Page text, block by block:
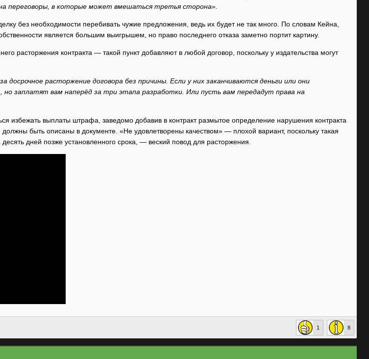
переговоры, в которые может вмешаться третья сторона».
без необходимости перебивать чужие предложения, ведь их будет не так много. По словам Кейна,
является большим выигрышем, но право последнего отказа заметно портит картину.
расторжения контракта — такой пункт добавляют в любой договор, поскольку у издательства могут
расторжение договора без причины. Если у них заканчиваются деньги или они
заплатят вам наперёд за три этапа разработки. Или пусть вам передадут права на
избежать выплаты штрафа, заведомо добавив в контракт размытое определение нарушения контракта
быть описаны в документе. «Не удовлетворены качеством» — плохой вариант, поскольку такая
дней позже установленного срока, — веский повод для расторжения.
1 8